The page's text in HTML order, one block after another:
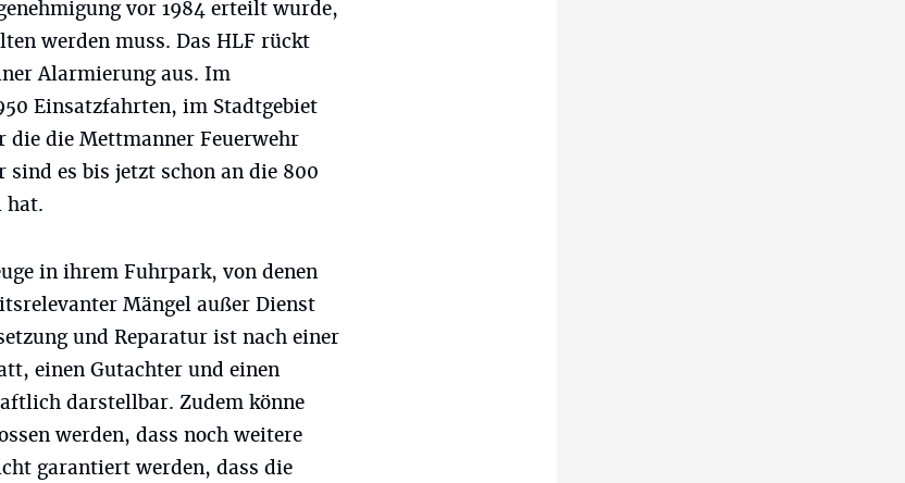
vor 1984 erteilt wurde,
werden muss. Das HLF rückt
Alarmierung aus. Im
Einsatzfahrten, im Stadtgebiet
die die Mettmanner Feuerwehr
es bis jetzt schon an die 800
hat.
in ihrem Fuhrpark, von denen
Mängel außer Dienst
und Reparatur ist nach einer
einen Gutachter und einen
darstellbar. Zudem könne
werden, dass noch weitere
garantiert werden, dass die